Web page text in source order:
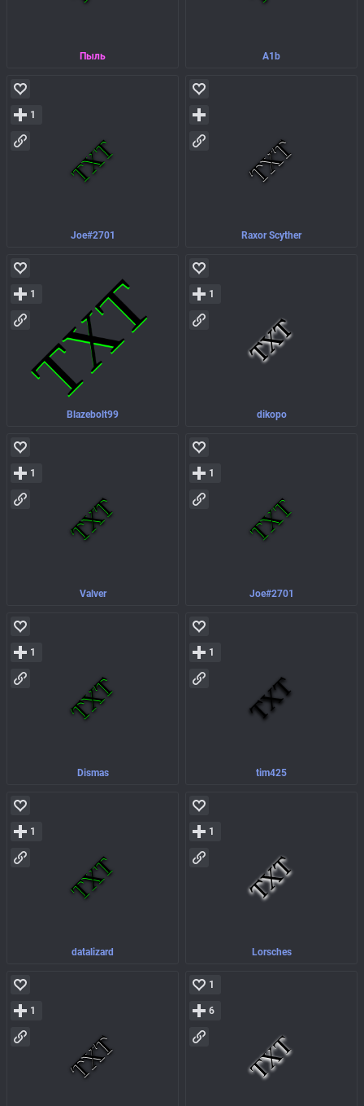
Пыль A1b
Joe#2701
1
Raxor Scyther
Blazebolt99
1
dikopo
1
Valver
1
Joe#2701
1
Dismas
1
tim425
1
datalizard
1
Lorsches
1
1
1
6